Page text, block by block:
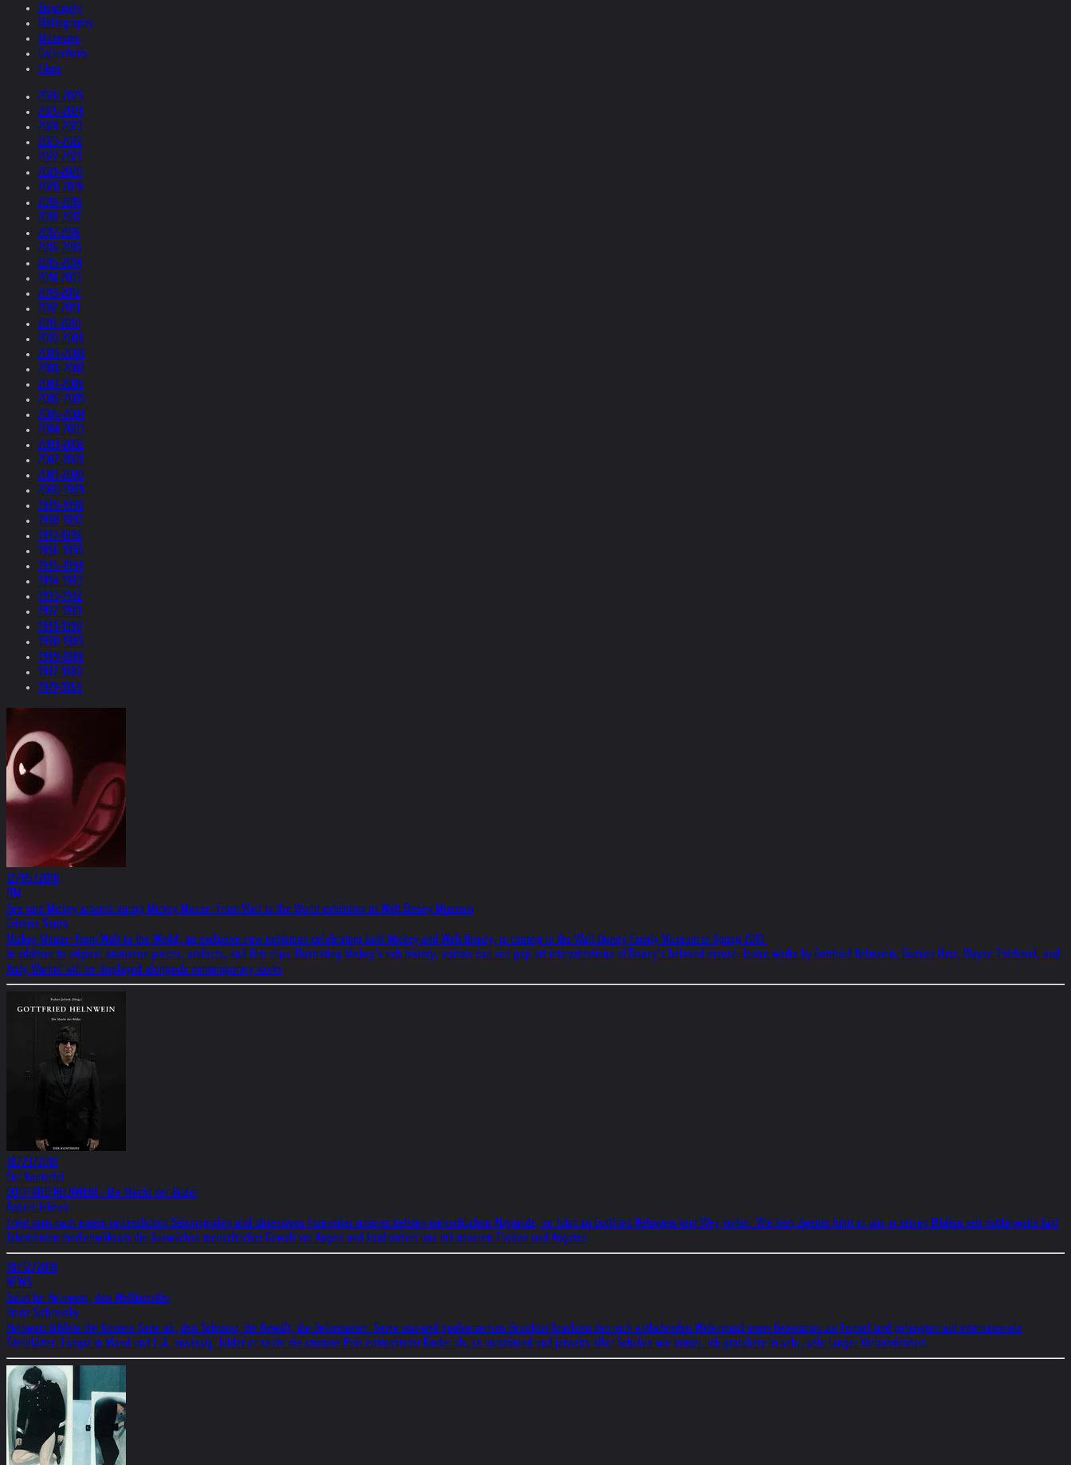
Biography
Bibliography
Museums
Collections
Films
2026-2025
2025-2024
2024-2023
2023-2022
2022-2021
2021-2020
2020-2019
2019-2018
2018-2017
2017-2016
2016-2015
2015-2014
2014-2013
2013-2012
2012-2011
2011-2010
2010-2009
2009-2008
2008-2007
2007-2006
2006-2005
2005-2004
2004-2003
2003-2002
2002-2001
2001-2000
2000-1999
1999-1998
1998-1997
1997-1996
1996-1995
1995-1994
1994-1993
1993-1992
1992-1991
1991-1990
1990-1989
1989-1988
1987-1980
1979-1969
12/05/2018
ITM
See rare Mickey artwork during Mickey Mouse: From Walt to the World exhibition at Walt Disney Museum
Cristina Sanza
Mickey Mouse: From Walt to the World, an exclusive new exhibition celebrating both Mickey and Walt Disney, is coming to the Walt Disney Family Museum in Spring 2019.
In addition to original animation pieces, artifacts, and film clips illustrating Mickey’s rich history, visitors can see pop art interpretations of Disney’s beloved mouse. Iconic works by Gottfried Helnwein, Damien Hirst, Wayne Thiebaud, and
Andy Warhol will be displayed alongside contemporary works
10/23/2018
Der Konterfei
GOTTFRIED HELNWEIN - Die Macht der Bilder
Robert Jelinek
Fragt man nach einem verlässlichen Seismografen und obsessiven Forensiker unserer tiefsten menschlichen Abgründe, so führt an Gottfried Helnwein kein Weg vorbei. Wie kein Zweiter führt er uns in seinen Bildern seit mittlerweile fünf
Jahrzehnten medienwirksam die Auswüchse menschlicher Gewalt vor Augen und konfrontiert uns mit unseren Trieben und Ängsten.
10/12/2018
NEWS
Salut für Helnwein, den Weltkünstler
Heinz Sichrovsky
Helnwein bildete die finstere Seite ab, den Schmerz, die Gewalt, die Deformation. Seine wut-und qualverzerrten Gesichter brachten den sich entladenden Widerstand einer Generation zur Formel und gelangten auf internationale
Titelblätter. Längst in Irland und L.A. ansässig, bildet er heute die stumme Pein entrechteter Kinder ab, so verstörend und jenseits aller Schulen wie immer. Ich gratuliere in sehr, sehr langer Verbundenheit.